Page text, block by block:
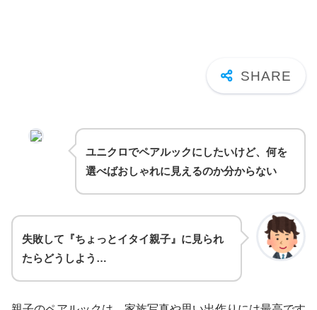
ユニクロでペアルックにしたいけど、何を
選べばおしゃれに見えるのか分からない
失敗して『ちょっとイタイ親子』に見られ
たらどうしよう…